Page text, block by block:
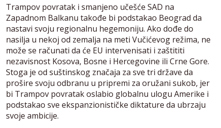
Trampov povratak i smanjeno učešće SAD na
Zapadnom Balkanu takođe bi podstakao Beograd da
nastavi svoju regionalnu hegemoniju. Ako dođe do
nasilja u nekoj od zemalja na meti Vučićevog režima, ne
može se računati da će EU intervenisati i zaštititi
nezavisnost Kosova, Bosne i Hercegovine ili Crne Gore.
Stoga je od suštinskog značaja za sve tri države da
prošire svoju odbranu u pripremi za oružani sukob, jer
bi Trampov povratak oslabio globalnu ulogu Amerike i
podstakao sve ekspanzionističke diktature da ubrzaju
svoje ambicije.